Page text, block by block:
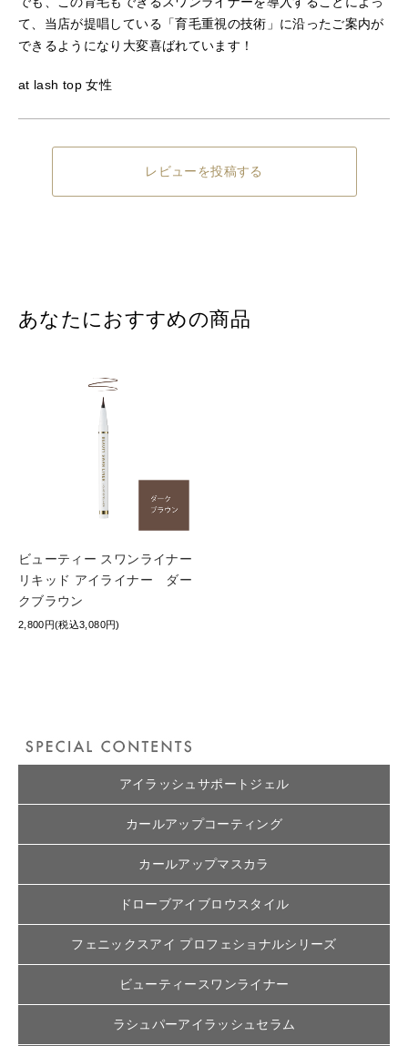
て、当店が提唱している「育毛重視の技術」に沿ったご案内が
できるようになり大変喜ばれています！
at lash top 女性
レビューを投稿する
あなたにおすすめの商品
ビューティー スワンライナー
リキッド アイライナー ダー
クブラウン
2,800円(税込3,080円)
アイラッシュサポートジェル
カールアップコーティング
カールアップマスカラ
ドローブアイブロウスタイル
フェニックスアイ プロフェショナルシリーズ
ビューティースワンライナー
ラシュパーアイラッシュセラム